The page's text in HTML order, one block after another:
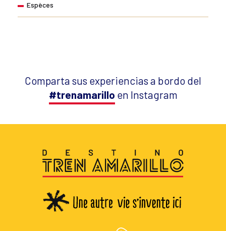
Espèces
Comparta sus experiencias a bordo del
#trenamarillo en Instagram